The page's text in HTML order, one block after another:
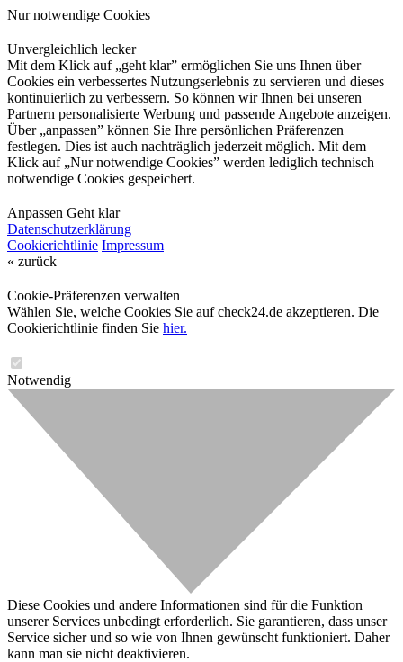
Nur notwendige Cookies
Unvergleichlich lecker
Mit dem Klick auf „geht klar” ermöglichen Sie uns Ihnen über
Cookies ein verbessertes Nutzungserlebnis zu servieren und dieses
kontinuierlich zu verbessern. So können wir Ihnen bei unseren
Partnern personalisierte Werbung und passende Angebote anzeigen.
Über „anpassen” können Sie Ihre persönlichen Präferenzen
festlegen. Dies ist auch nachträglich jederzeit möglich. Mit dem
Klick auf „Nur notwendige Cookies” werden lediglich technisch
notwendige Cookies gespeichert.
Anpassen Geht klar
Datenschutzerklärung
Cookierichtlinie Impressum
« zurück
Cookie-Präferenzen verwalten
Wählen Sie, welche Cookies Sie auf check24.de akzeptieren. Die
Cookierichtlinie finden Sie hier.
Notwendig
Diese Cookies und andere Informationen sind für die Funktion
unserer Services unbedingt erforderlich. Sie garantieren, dass unser
Service sicher und so wie von Ihnen gewünscht funktioniert. Daher
kann man sie nicht deaktivieren.